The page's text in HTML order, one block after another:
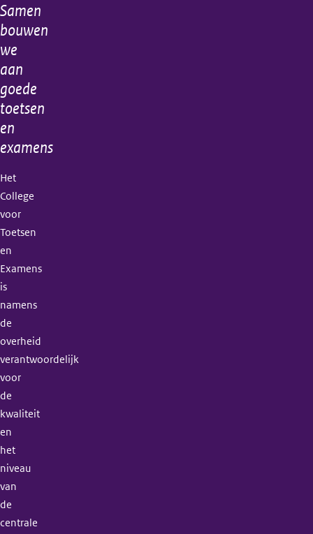
Algemene
informatie
Samen
bouwen
we
aan
goede
toetsen
en
examens
Het
College
voor
Toetsen
en
Examens
is
namens
de
overheid
verantwoordelijk
voor
de
kwaliteit
en
het
niveau
van
de
centrale